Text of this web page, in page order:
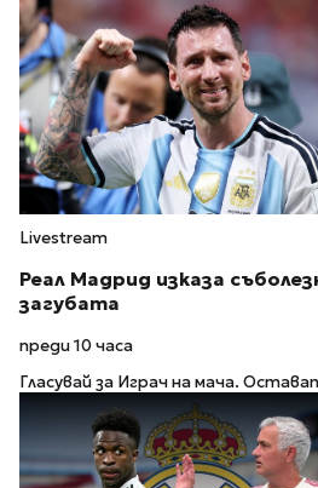
Livestream
Реал Мадрид изказа
загубата
преди 10 часа
Гласувай за Играч на мача.